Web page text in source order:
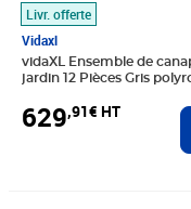
Livr. offerte
Vidaxl
vidaXL Ensemble de
jardin 12 Pièces Gris
629,91€ HT